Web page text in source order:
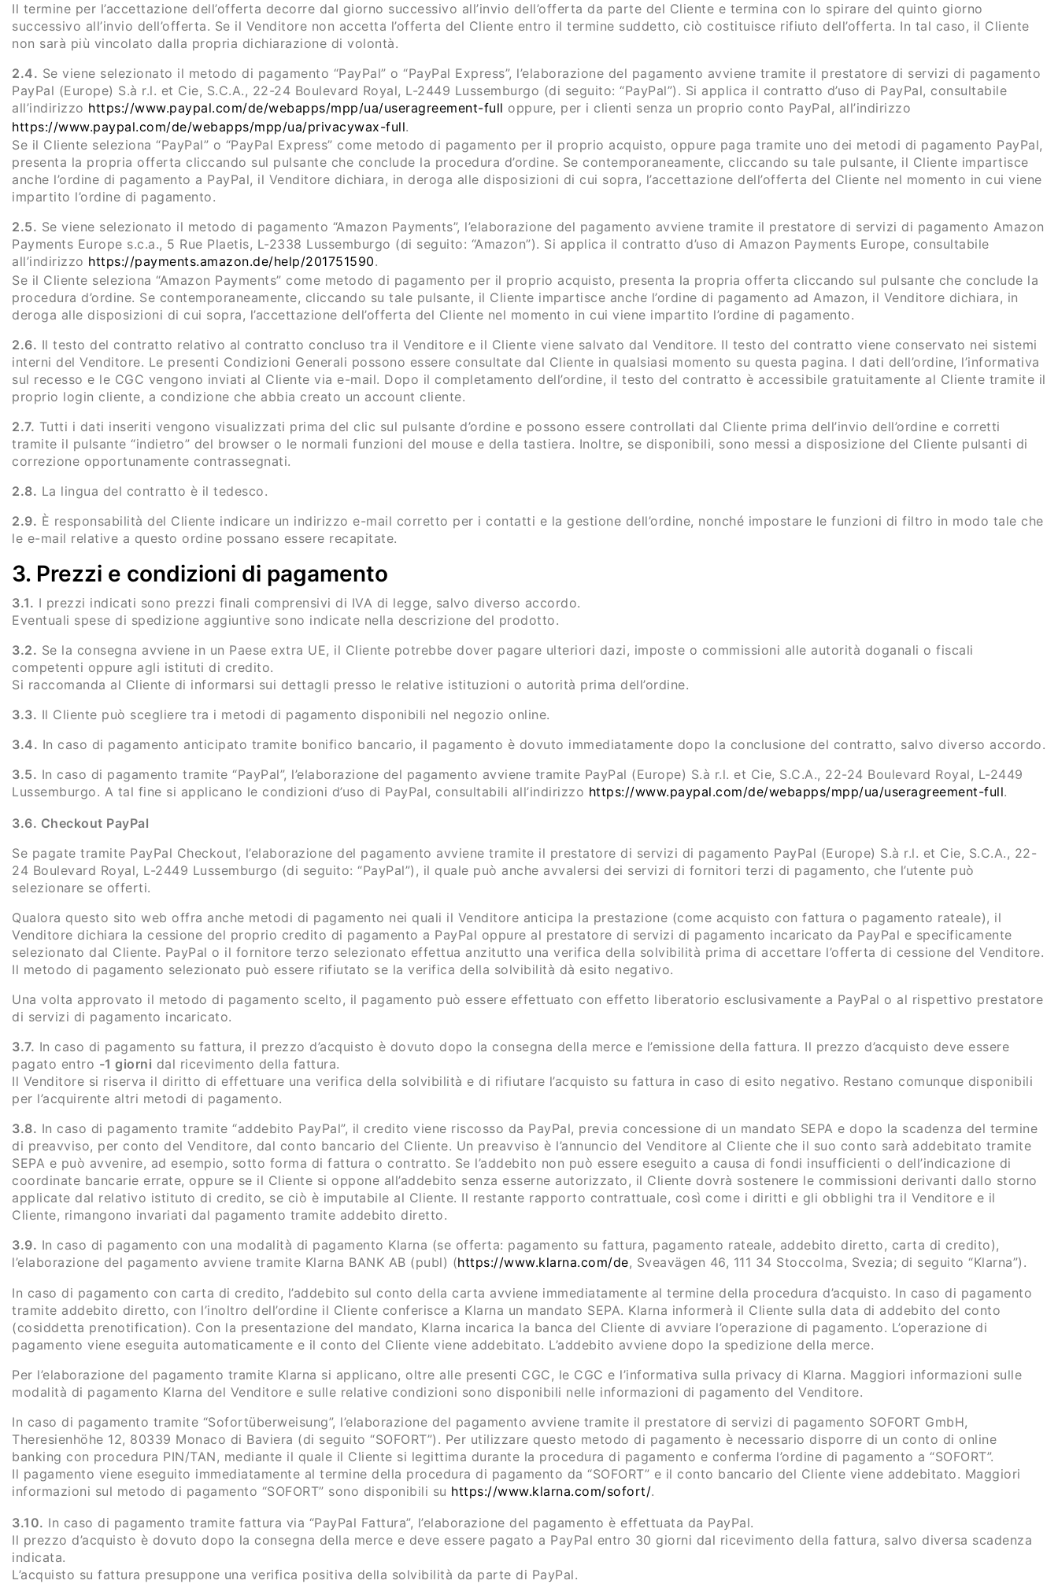
Il termine per l’accettazione dell’offerta decorre dal giorno successivo all’invio dell’offerta da parte del Cliente e termina con lo spirare del quinto giorno
successivo all’invio dell’offerta. Se il Venditore non accetta l’offerta del Cliente entro il termine suddetto, ciò costituisce rifiuto dell’offerta. In tal caso, il Cliente
non sarà più vincolato dalla propria dichiarazione di volontà.
2.4. Se viene selezionato il metodo di pagamento “PayPal” o “PayPal Express”, l’elaborazione del pagamento avviene tramite il prestatore di servizi di pagamento
PayPal (Europe) S.à r.l. et Cie, S.C.A., 22-24 Boulevard Royal, L-2449 Lussemburgo (di seguito: “PayPal”). Si applica il contratto d’uso di PayPal, consultabile
all’indirizzo https://www.paypal.com/de/webapps/mpp/ua/useragreement-full oppure, per i clienti senza un proprio conto PayPal, all’indirizzo
https://www.paypal.com/de/webapps/mpp/ua/privacywax-full.
Se il Cliente seleziona “PayPal” o “PayPal Express” come metodo di pagamento per il proprio acquisto, oppure paga tramite uno dei metodi di pagamento PayPal,
presenta la propria offerta cliccando sul pulsante che conclude la procedura d’ordine. Se contemporaneamente, cliccando su tale pulsante, il Cliente impartisce
anche l’ordine di pagamento a PayPal, il Venditore dichiara, in deroga alle disposizioni di cui sopra, l’accettazione dell’offerta del Cliente nel momento in cui viene
impartito l’ordine di pagamento.
2.5. Se viene selezionato il metodo di pagamento “Amazon Payments”, l’elaborazione del pagamento avviene tramite il prestatore di servizi di pagamento Amazon
Payments Europe s.c.a., 5 Rue Plaetis, L-2338 Lussemburgo (di seguito: “Amazon”). Si applica il contratto d’uso di Amazon Payments Europe, consultabile
all’indirizzo https://payments.amazon.de/help/201751590.
Se il Cliente seleziona “Amazon Payments” come metodo di pagamento per il proprio acquisto, presenta la propria offerta cliccando sul pulsante che conclude la
procedura d’ordine. Se contemporaneamente, cliccando su tale pulsante, il Cliente impartisce anche l’ordine di pagamento ad Amazon, il Venditore dichiara, in
deroga alle disposizioni di cui sopra, l’accettazione dell’offerta del Cliente nel momento in cui viene impartito l’ordine di pagamento.
2.6. Il testo del contratto relativo al contratto concluso tra il Venditore e il Cliente viene salvato dal Venditore. Il testo del contratto viene conservato nei sistemi
interni del Venditore. Le presenti Condizioni Generali possono essere consultate dal Cliente in qualsiasi momento su questa pagina. I dati dell’ordine, l’informativa
sul recesso e le CGC vengono inviati al Cliente via e-mail. Dopo il completamento dell’ordine, il testo del contratto è accessibile gratuitamente al Cliente tramite il
proprio login cliente, a condizione che abbia creato un account cliente.
2.7. Tutti i dati inseriti vengono visualizzati prima del clic sul pulsante d’ordine e possono essere controllati dal Cliente prima dell’invio dell’ordine e corretti
tramite il pulsante “indietro” del browser o le normali funzioni del mouse e della tastiera. Inoltre, se disponibili, sono messi a disposizione del Cliente pulsanti di
correzione opportunamente contrassegnati.
2.8. La lingua del contratto è il tedesco.
2.9. È responsabilità del Cliente indicare un indirizzo e-mail corretto per i contatti e la gestione dell’ordine, nonché impostare le funzioni di filtro in modo tale che
le e-mail relative a questo ordine possano essere recapitate.
3. Prezzi e condizioni di pagamento
3.1. I prezzi indicati sono prezzi finali comprensivi di IVA di legge, salvo diverso accordo.
Eventuali spese di spedizione aggiuntive sono indicate nella descrizione del prodotto.
3.2. Se la consegna avviene in un Paese extra UE, il Cliente potrebbe dover pagare ulteriori dazi, imposte o commissioni alle autorità doganali o fiscali
competenti oppure agli istituti di credito.
Si raccomanda al Cliente di informarsi sui dettagli presso le relative istituzioni o autorità prima dell’ordine.
3.3. Il Cliente può scegliere tra i metodi di pagamento disponibili nel negozio online.
3.4. In caso di pagamento anticipato tramite bonifico bancario, il pagamento è dovuto immediatamente dopo la conclusione del contratto, salvo diverso accordo.
3.5. In caso di pagamento tramite “PayPal”, l’elaborazione del pagamento avviene tramite PayPal (Europe) S.à r.l. et Cie, S.C.A., 22-24 Boulevard Royal, L-2449
Lussemburgo. A tal fine si applicano le condizioni d’uso di PayPal, consultabili all’indirizzo https://www.paypal.com/de/webapps/mpp/ua/useragreement-full.
3.6. Checkout PayPal
Se pagate tramite PayPal Checkout, l’elaborazione del pagamento avviene tramite il prestatore di servizi di pagamento PayPal (Europe) S.à r.l. et Cie, S.C.A., 22-
24 Boulevard Royal, L-2449 Lussemburgo (di seguito: “PayPal”), il quale può anche avvalersi dei servizi di fornitori terzi di pagamento, che l’utente può
selezionare se offerti.
Qualora questo sito web offra anche metodi di pagamento nei quali il Venditore anticipa la prestazione (come acquisto con fattura o pagamento rateale), il
Venditore dichiara la cessione del proprio credito di pagamento a PayPal oppure al prestatore di servizi di pagamento incaricato da PayPal e specificamente
selezionato dal Cliente. PayPal o il fornitore terzo selezionato effettua anzitutto una verifica della solvibilità prima di accettare l’offerta di cessione del Venditore.
Il metodo di pagamento selezionato può essere rifiutato se la verifica della solvibilità dà esito negativo.
Una volta approvato il metodo di pagamento scelto, il pagamento può essere effettuato con effetto liberatorio esclusivamente a PayPal o al rispettivo prestatore
di servizi di pagamento incaricato.
3.7. In caso di pagamento su fattura, il prezzo d’acquisto è dovuto dopo la consegna della merce e l’emissione della fattura. Il prezzo d’acquisto deve essere
pagato entro -1 giorni dal ricevimento della fattura.
Il Venditore si riserva il diritto di effettuare una verifica della solvibilità e di rifiutare l’acquisto su fattura in caso di esito negativo. Restano comunque disponibili
per l’acquirente altri metodi di pagamento.
3.8. In caso di pagamento tramite “addebito PayPal”, il credito viene riscosso da PayPal, previa concessione di un mandato SEPA e dopo la scadenza del termine
di preavviso, per conto del Venditore, dal conto bancario del Cliente. Un preavviso è l’annuncio del Venditore al Cliente che il suo conto sarà addebitato tramite
SEPA e può avvenire, ad esempio, sotto forma di fattura o contratto. Se l’addebito non può essere eseguito a causa di fondi insufficienti o dell’indicazione di
coordinate bancarie errate, oppure se il Cliente si oppone all’addebito senza esserne autorizzato, il Cliente dovrà sostenere le commissioni derivanti dallo storno
applicate dal relativo istituto di credito, se ciò è imputabile al Cliente. Il restante rapporto contrattuale, così come i diritti e gli obblighi tra il Venditore e il
Cliente, rimangono invariati dal pagamento tramite addebito diretto.
3.9. In caso di pagamento con una modalità di pagamento Klarna (se offerta: pagamento su fattura, pagamento rateale, addebito diretto, carta di credito),
l’elaborazione del pagamento avviene tramite Klarna BANK AB (publ) (https://www.klarna.com/de, Sveavägen 46, 111 34 Stoccolma, Svezia; di seguito “Klarna”).
In caso di pagamento con carta di credito, l’addebito sul conto della carta avviene immediatamente al termine della procedura d’acquisto. In caso di pagamento
tramite addebito diretto, con l’inoltro dell’ordine il Cliente conferisce a Klarna un mandato SEPA. Klarna informerà il Cliente sulla data di addebito del conto
(cosiddetta prenotification). Con la presentazione del mandato, Klarna incarica la banca del Cliente di avviare l’operazione di pagamento. L’operazione di
pagamento viene eseguita automaticamente e il conto del Cliente viene addebitato. L’addebito avviene dopo la spedizione della merce.
Per l’elaborazione del pagamento tramite Klarna si applicano, oltre alle presenti CGC, le CGC e l’informativa sulla privacy di Klarna. Maggiori informazioni sulle
modalità di pagamento Klarna del Venditore e sulle relative condizioni sono disponibili nelle informazioni di pagamento del Venditore.
In caso di pagamento tramite “Sofortüberweisung”, l’elaborazione del pagamento avviene tramite il prestatore di servizi di pagamento SOFORT GmbH,
Theresienhöhe 12, 80339 Monaco di Baviera (di seguito “SOFORT”). Per utilizzare questo metodo di pagamento è necessario disporre di un conto di online
banking con procedura PIN/TAN, mediante il quale il Cliente si legittima durante la procedura di pagamento e conferma l’ordine di pagamento a “SOFORT”.
Il pagamento viene eseguito immediatamente al termine della procedura di pagamento da “SOFORT” e il conto bancario del Cliente viene addebitato. Maggiori
informazioni sul metodo di pagamento “SOFORT” sono disponibili su https://www.klarna.com/sofort/.
3.10. In caso di pagamento tramite fattura via “PayPal Fattura”, l’elaborazione del pagamento è effettuata da PayPal.
Il prezzo d’acquisto è dovuto dopo la consegna della merce e deve essere pagato a PayPal entro 30 giorni dal ricevimento della fattura, salvo diversa scadenza
indicata.
L’acquisto su fattura presuppone una verifica positiva della solvibilità da parte di PayPal.